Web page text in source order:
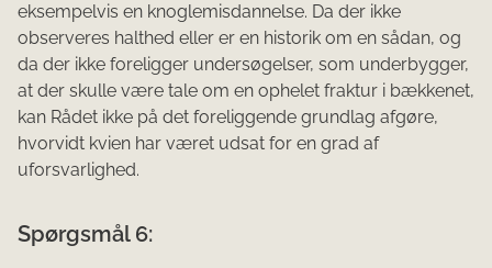
eksempelvis en knoglemisdannelse. Da der ikke
observeres halthed eller er en historik om en sådan, og
da der ikke foreligger undersøgelser, som underbygger,
at der skulle være tale om en ophelet fraktur i bækkenet,
kan Rådet ikke på det foreliggende grundlag afgøre,
hvorvidt kvien har været udsat for en grad af
uforsvarlighed.
Spørgsmål 6: